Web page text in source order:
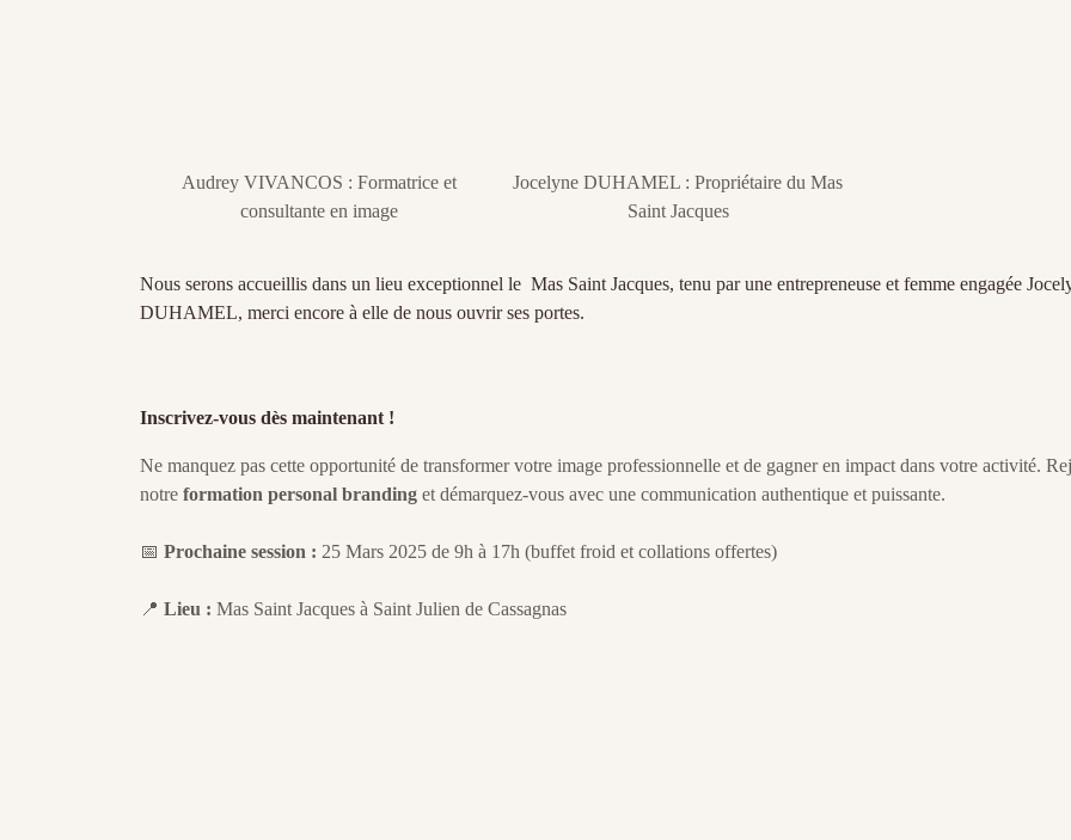
Audrey VIVANCOS : Formatrice et
consultante en image
Jocelyne DUHAMEL : Propriétaire du Mas
Saint Jacques
Nous serons accueillis dans un lieu exceptionnel le Mas Saint Jacques, tenu par une entrepreneuse et femme engagée
DUHAMEL, merci encore à elle de nous ouvrir ses portes.
Inscrivez-vous dès maintenant !
Ne manquez pas cette opportunité de transformer votre image professionnelle et de gagner en impact dans votre activité.
notre formation personal branding et démarquez-vous avec une communication authentique et puissante.
📅 Prochaine session : 25 Mars 2025 de 9h à 17h (buffet froid et collations offertes)
📍 Lieu : Mas Saint Jacques à Saint Julien de Cassagnas